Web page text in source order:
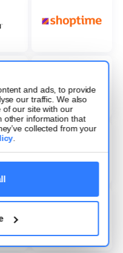
and ads, to provide
our traffic. We also
our site with our
other information that
collected from your
.